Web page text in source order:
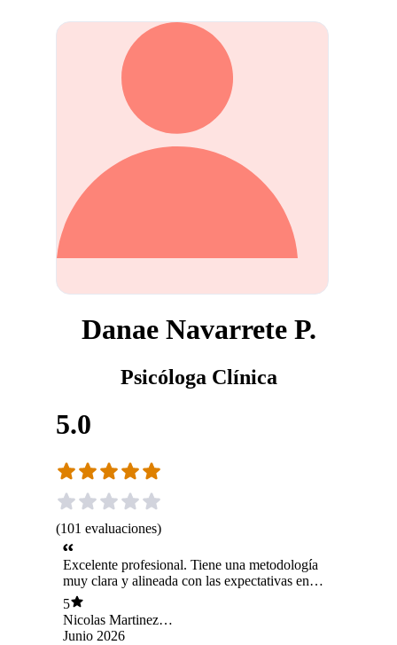
Danae Navarrete P.
Psicóloga Clínica
5.0
(101 evaluaciones)
Excelente profesional. Tiene una metodología
muy clara y alineada con las expectativas en
torno a procesos terapéuticos.
5
Nicolas Martinez
Rodriguez
Junio 2026